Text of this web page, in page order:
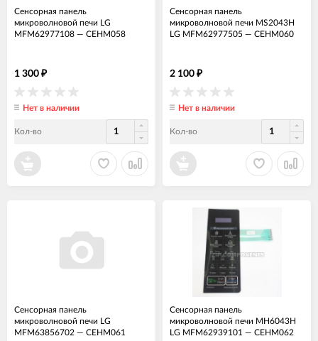
Сенсорная панель
микроволновой печи LG
MFM62977108 — СЕНМ058
1 300 ₽
Нет в наличии
Кол-во
Сенсорная панель
микроволновой печи MS2043H
LG MFM62977505 — СЕНМ060
2 100 ₽
Нет в наличии
Кол-во
Сенсорная панель
микроволновой печи LG
MFM63856702 — СЕНМ061
Сенсорная панель
микроволновой печи MH6043H
LG MFM62939101 — СЕНМ062